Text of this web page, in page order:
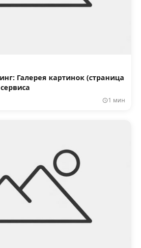
Галерея картинок (страница
1 мин